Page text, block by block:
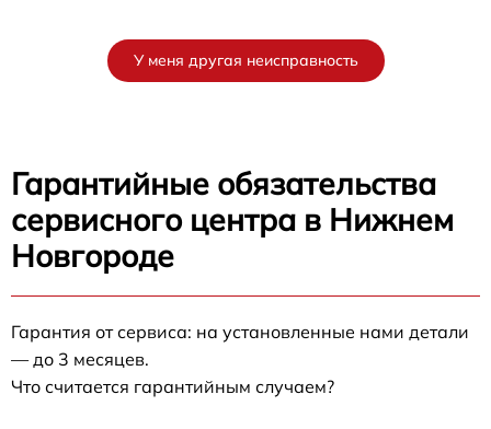
У меня другая неисправность
Гарантийные обязательства
сервисного центра в Нижнем
Новгороде
Гарантия от сервиса: на установленные нами детали
— до 3 месяцев.
Что считается гарантийным случаем?